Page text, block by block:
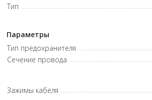
Тип
Параметры
Тип предохранителя
Сечение провода
Зажимы кабеля